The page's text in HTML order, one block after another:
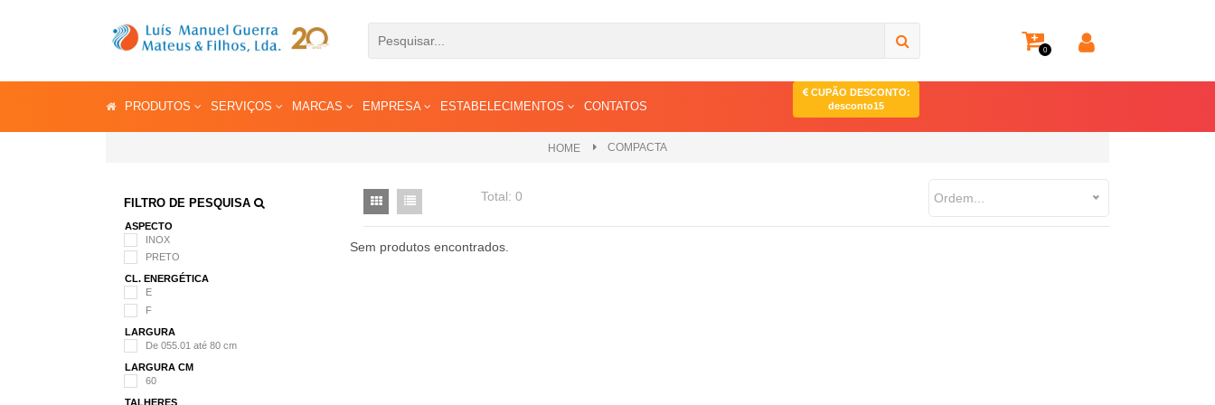
0
PRODUTOS SERVIÇOS MARCAS EMPRESA ESTABELECIMENTOS CONTATOS
CUPÃO DESCONTO:
desconto15
HOME COMPACTA
FILTRO DE PESQUISA
ASPECTO
INOX
PRETO
CL. ENERGÉTICA
E
F
LARGURA
De 055.01 até 80 cm
LARGURA CM
60
TALHERES
Total: 0 Ordem...
Sem produtos encontrados.